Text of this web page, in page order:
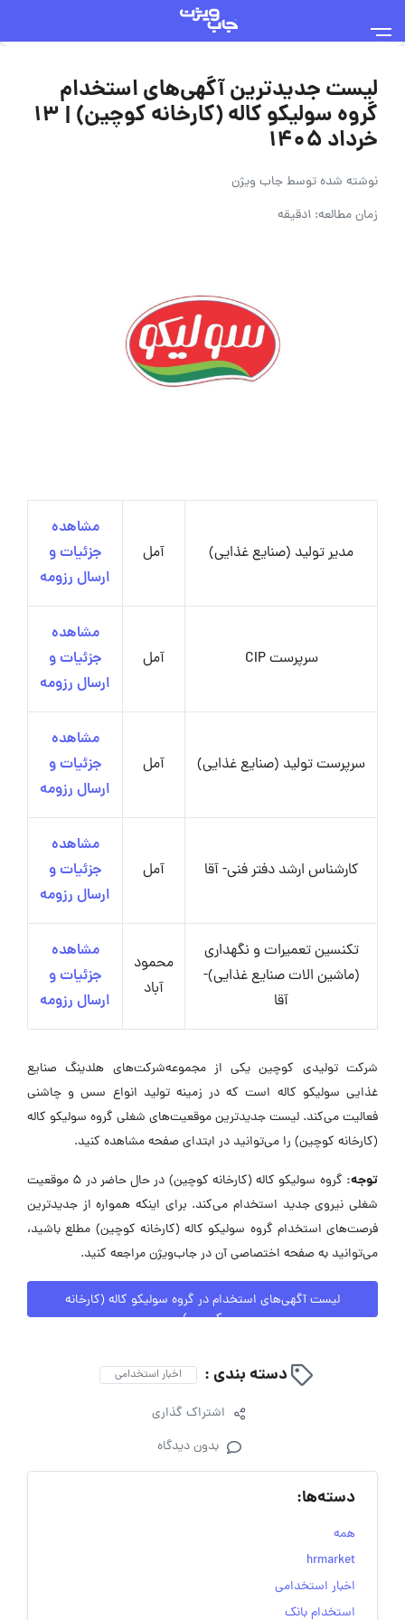
لیست جدیدترین آگهی‌های استخدام
گروه سولیکو کاله (کارخانه کوچین) | ۱۳
خرداد ۱۴۰۵
نوشته شده توسطجاب ویژن
زمان مطالعه: 1دقیقه
مدیر تولید (صنایع غذایی) آمل
مشاهده
جزئیات و
ارسال رزومه
سرپرست CIP آمل
مشاهده
جزئیات و
ارسال رزومه
سرپرست تولید (صنایع غذایی) آمل
مشاهده
جزئیات و
ارسال رزومه
کارشناس ارشد دفتر فنی- آقا آمل
مشاهده
جزئیات و
ارسال رزومه
تکنسین تعمیرات و نگهداری
(ماشین الات صنایع غذایی)-
آقا
محمود
آباد
مشاهده
جزئیات و
ارسال رزومه
شرکت تولیدی کوچین یکی از مجموعه‌شرکت‌های هلدینگ صنایع
غذایی سولیکو کاله است که در زمینه تولید انواع سس و چاشنی
فعالیت می‌کند. لیست جدیدترین موقعیت‌های شغلی گروه سولیکو کاله
(کارخانه کوچین) را می‌توانید در ابتدای صفحه مشاهده کنید.
توجه:
گروه سولیکو کاله (کارخانه کوچین) در حال حاضر در ۵ موقعیت
شغلی نیروی جدید استخدام می‌کند. برای اینکه همواره از جدیدترین
فرصت‌های استخدام گروه سولیکو کاله (کارخانه کوچین) مطلع باشید،
می‌توانید به صفحه اختصاصی آن در جاب‌ویژن مراجعه کنید.
لیست آگهی‌های استخدام در گروه سولیکو کاله (کارخانه
کوچین)
دسته بندی : اخبار استخدامی
اشتراک گذاری
بدون دیدگاه
دسته‌ها:
همه
hrmarket
اخبار استخدامی
استخدام بانک